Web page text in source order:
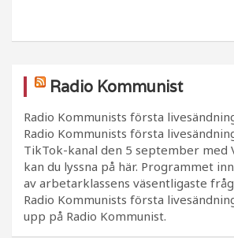
Radio Kommunist
Radio Kommunists första
Radio Kommunists första
TikTok-kanal den 5 september med
kan du lyssna på här. Programmet
av arbetarklassens väsentligaste
Radio Kommunists första
upp på Radio Kommunist.